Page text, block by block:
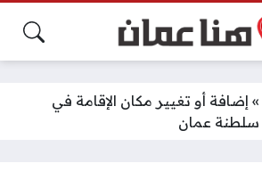
» إضافة أو تغيير مكان الإقامة في
سلطنة عمان